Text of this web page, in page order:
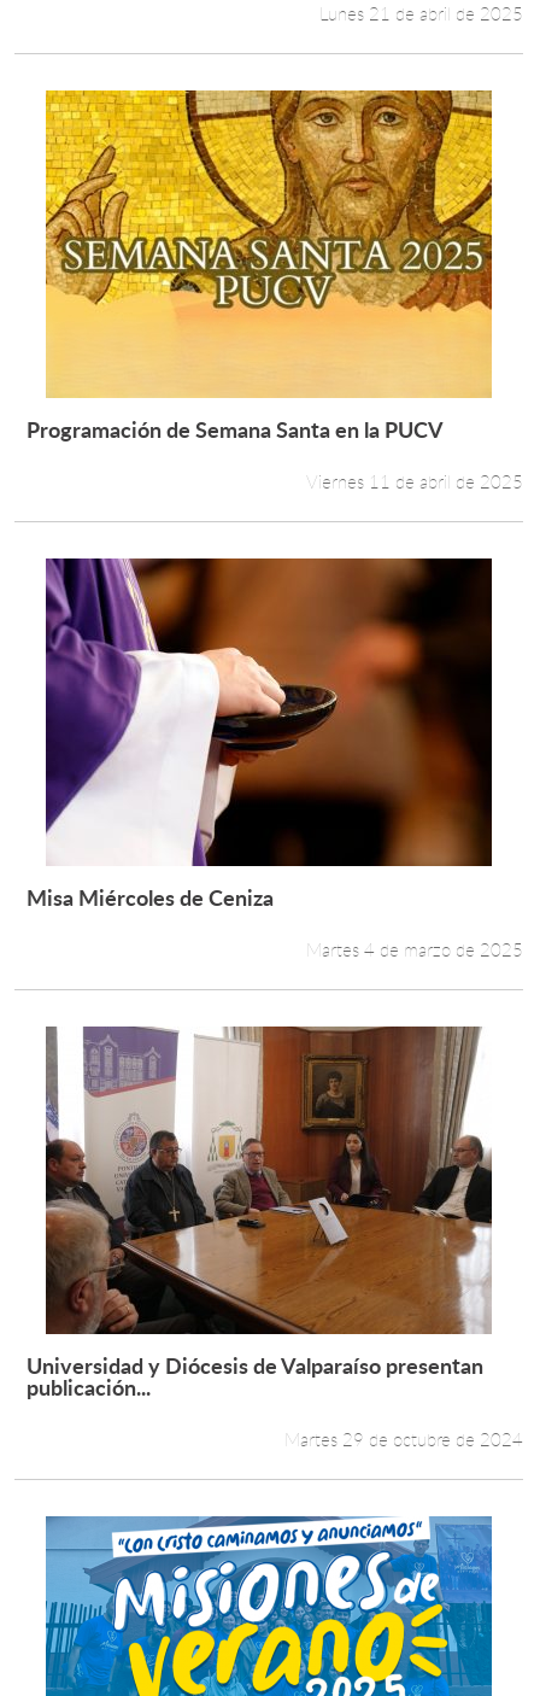
Lunes 21 de abril de 2025
Leer más +
Programación de Semana Santa en la PUCV
Viernes 11 de abril de 2025
Misa Miércoles de Ceniza
Martes 4 de marzo de 2025
Leer más +
Universidad y Diócesis de Valparaíso presentan
publicación...
Martes 29 de octubre de 2024